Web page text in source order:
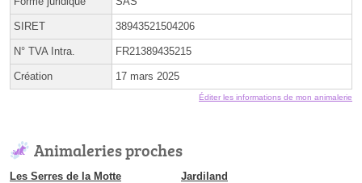
SIRET 38943521504206
N° TVA Intra. FR21389435215
Création 17 mars 2025
Éditer les informations de mon animalerie
Animaleries proches
Les Serres de la Motte
Jardiland